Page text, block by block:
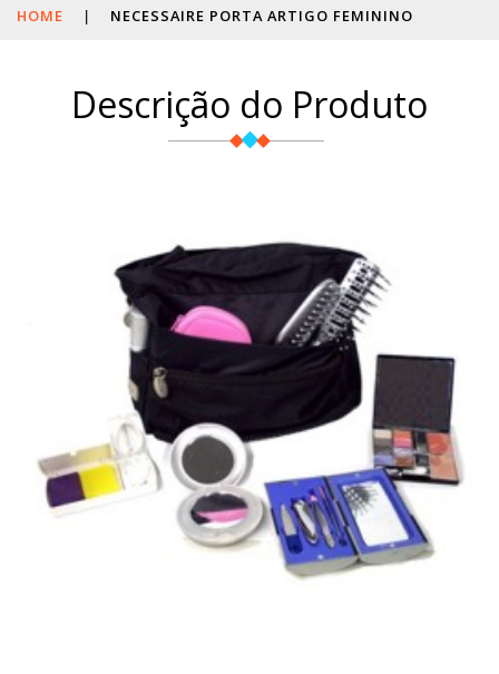
HOME | NECESSAIRE PORTA ARTIGO FEMININO
Descrição do Produto